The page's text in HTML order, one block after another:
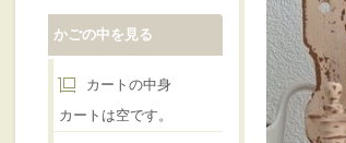
かごの中を見る
カートの中身
カートは空です。